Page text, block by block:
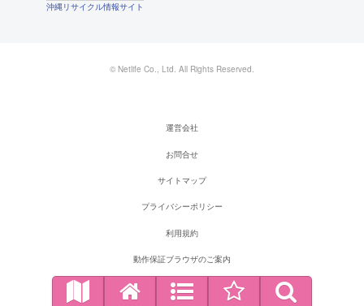
沖縄リサイクル情報サイト
© Netlife Co., Ltd. All Rights Reserved.
運営会社
お問合せ
サイトマップ
プライバシーポリシー
利用規約
動作保証ブラウザのご案内